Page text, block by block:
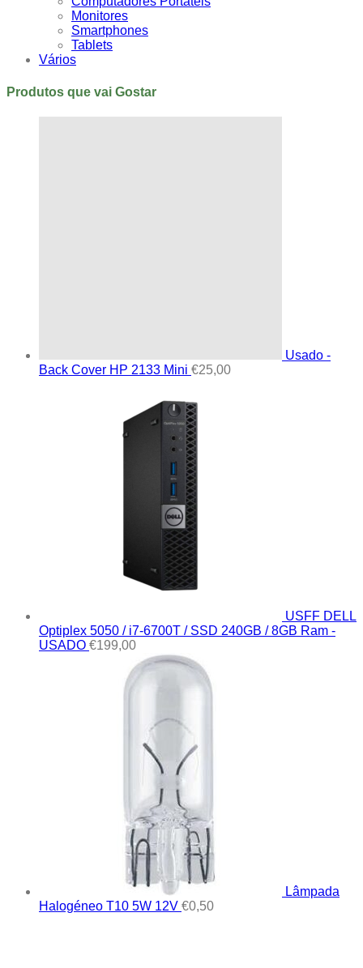
Monitores
Smartphones
Tablets
Vários
Produtos que vai Gostar
Usado -
Back Cover HP 2133 Mini €25,00
USFF DELL
Optiplex 5050 / i7-6700T / SSD 240GB / 8GB Ram -
USADO €199,00
Lâmpada
Halogéneo T10 5W 12V €0,50